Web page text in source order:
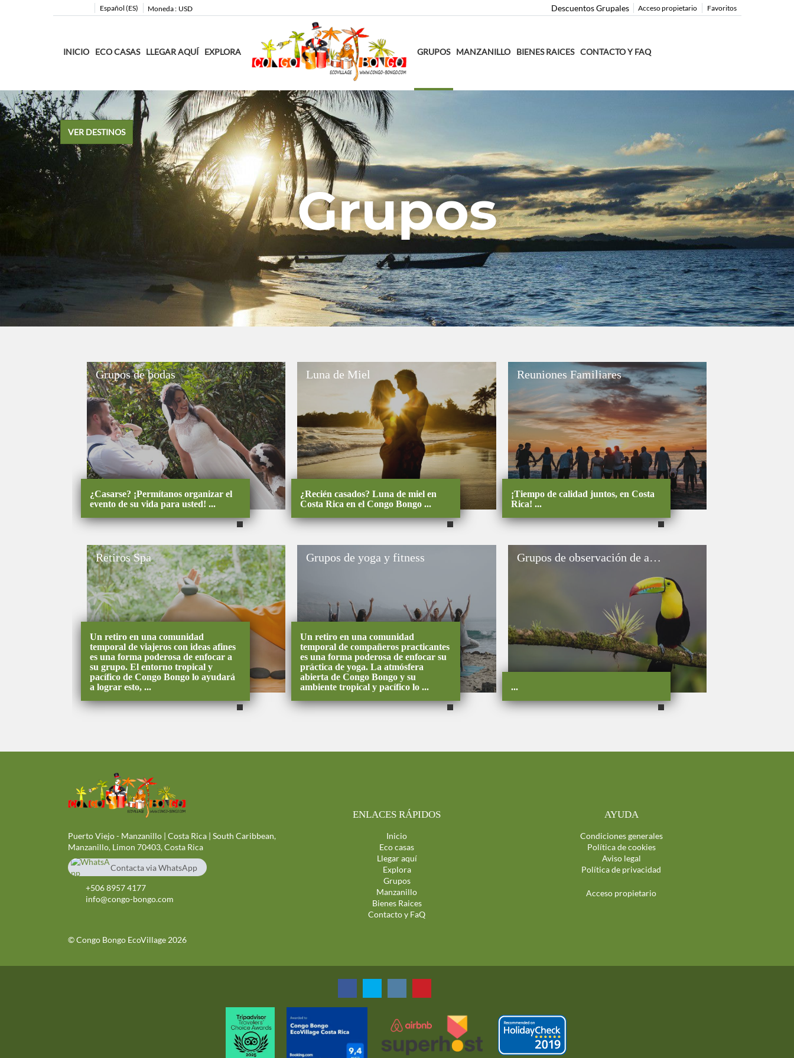
Español (ES) Moneda : USD Favoritos
Acceso propietario
Descuentos Grupales
INICIO ECO CASAS LLEGAR AQUÍ EXPLORA GRUPOS MANZANILLO BIENES RAICES CONTACTO Y FAQ
VER DESTINOS
Grupos
Grupos de bodas
¿Casarse? ¡Permítanos organizar el
evento de su vida para usted! ...
Luna de Miel
¿Recién casados? Luna de miel en
Costa Rica en el Congo Bongo ...
Reuniones Familiares
¡Tiempo de calidad juntos, en Costa
Rica! ...
Retiros Spa
Un retiro en una comunidad
temporal de viajeros con ideas afines
es una forma poderosa de enfocar a
su grupo. El entorno tropical y
pacífico de Congo Bongo lo ayudará
a lograr esto, ...
Grupos de yoga y fitness
Un retiro en una comunidad
temporal de compañeros practicantes
es una forma poderosa de enfocar su
práctica de yoga. La atmósfera
abierta de Congo Bongo y su
ambiente tropical y pacífico lo ...
Grupos de observación de aves
...
Puerto Viejo - Manzanillo | Costa Rica | South Caribbean,
Manzanillo, Limon 70403, Costa Rica
Contacta via WhatsApp
chat
+506 8957 4177
info@congo-bongo.com
© Congo Bongo EcoVillage 2026
ENLACES RÁPIDOS
Inicio
Eco casas
Llegar aquí
Explora
Grupos
Manzanillo
Bienes Raices
Contacto y FaQ
AYUDA
Condiciones generales
Política de cookies
Aviso legal
Política de privacidad
Acceso propietario